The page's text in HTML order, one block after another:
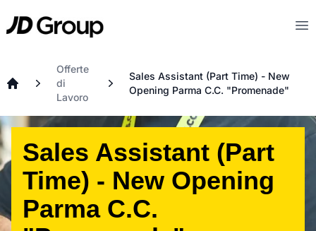
JD
Offerte
di
Lavoro
Sales Assistant (Part Time) - New
Opening Parma C.C. "Promenade"
Sales Assistant (Part
Time) - New Opening
Parma C.C.